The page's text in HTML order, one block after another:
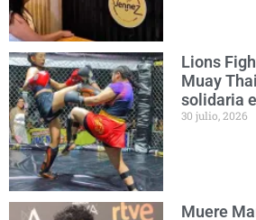
Lions
Muay
solidaria
30 julio, 2026
Muere